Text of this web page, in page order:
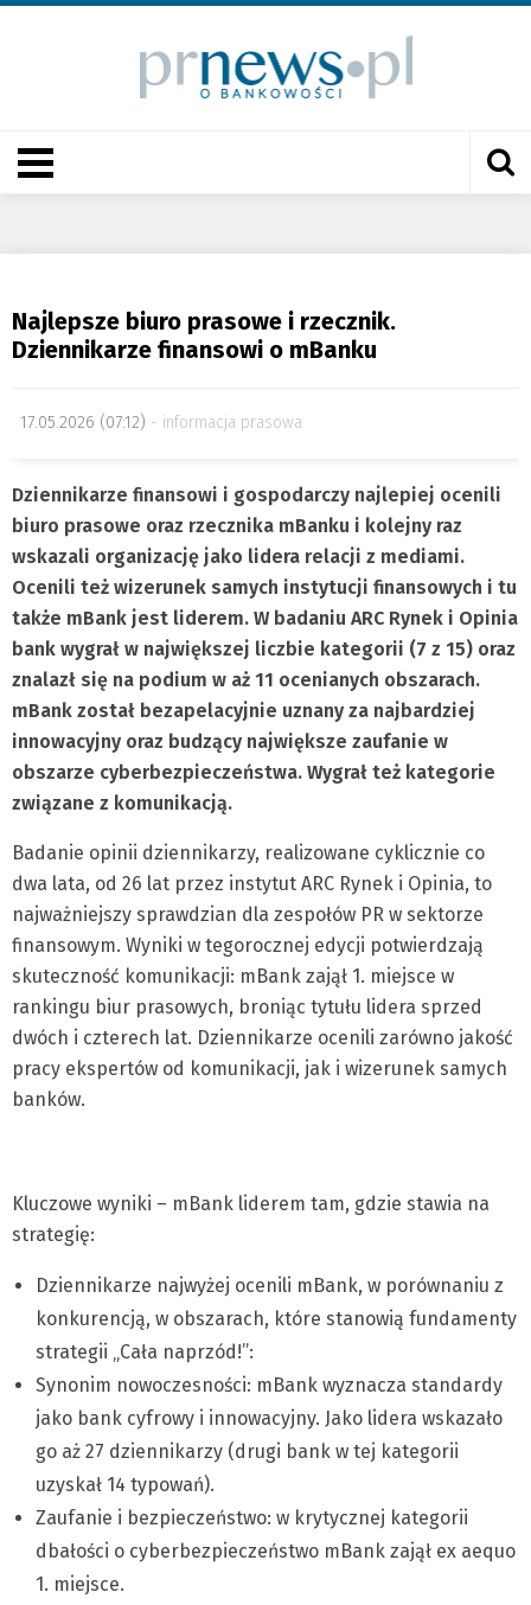
Najlepsze biuro prasowe i rzecznik.
Dziennikarze finansowi o mBanku
17.05.2026 (07:12) informacja prasowa
Dziennikarze finansowi i gospodarczy najlepiej ocenili
biuro prasowe oraz rzecznika mBanku i kolejny raz
wskazali organizację jako lidera relacji z mediami.
Ocenili też wizerunek samych instytucji finansowych i tu
także mBank jest liderem. W badaniu ARC Rynek i Opinia
bank wygrał w największej liczbie kategorii (7 z 15) oraz
znalazł się na podium w aż 11 ocenianych obszarach.
mBank został bezapelacyjnie uznany za najbardziej
innowacyjny oraz budzący największe zaufanie w
obszarze cyberbezpieczeństwa. Wygrał też kategorie
związane z komunikacją.
Badanie opinii dziennikarzy, realizowane cyklicznie co
dwa lata, od 26 lat przez instytut ARC Rynek i Opinia, to
najważniejszy sprawdzian dla zespołów PR w sektorze
finansowym. Wyniki w tegorocznej edycji potwierdzają
skuteczność komunikacji: mBank zajął 1. miejsce w
rankingu biur prasowych, broniąc tytułu lidera sprzed
dwóch i czterech lat. Dziennikarze ocenili zarówno jakość
pracy ekspertów od komunikacji, jak i wizerunek samych
banków.
Kluczowe wyniki – mBank liderem tam, gdzie stawia na
strategię:
Dziennikarze najwyżej ocenili mBank, w porównaniu z
konkurencją, w obszarach, które stanowią fundamenty
strategii „Cała naprzód!”:
Synonim nowoczesności: mBank wyznacza standardy
jako bank cyfrowy i innowacyjny. Jako lidera wskazało
go aż 27 dziennikarzy (drugi bank w tej kategorii
uzyskał 14 typowań).
Zaufanie i bezpieczeństwo: w krytycznej kategorii
dbałości o cyberbezpieczeństwo mBank zajął ex aequo
1. miejsce.